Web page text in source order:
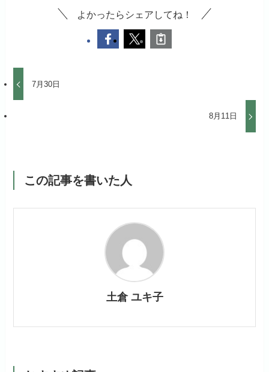
よかったらシェアしてね！
7月30日
8月11日
この記事を書いた人
土倉 ユキ子